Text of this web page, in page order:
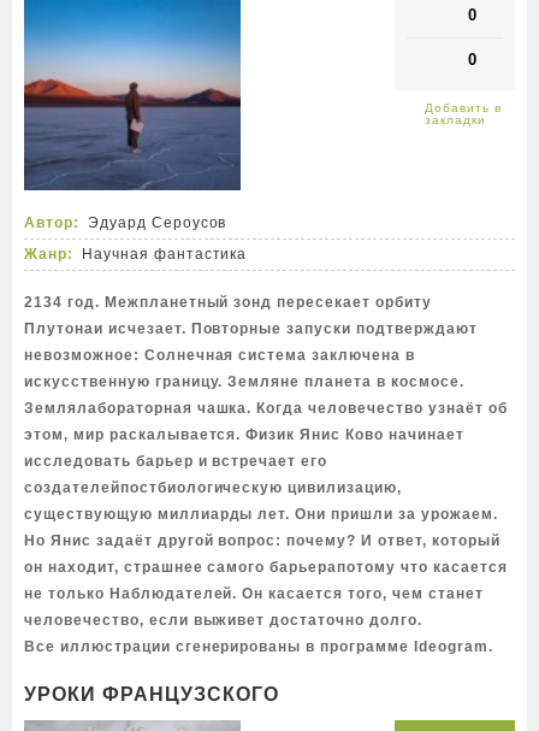
0
0
Автор:
Эдуард Сероусов
Жанр:
Научная фантастика
2134 год. Межпланетный зонд пересекает орбиту
Плутонаи исчезает. Повторные запуски подтверждают
невозможное: Солнечная система заключена в
искусственную границу. Земляне планета в космосе.
Землялабораторная чашка. Когда человечество узнаёт об
этом, мир раскалывается. Физик Янис Ково начинает
исследовать барьер и встречает его
создателейпостбиологическую цивилизацию,
существующую миллиарды лет. Они пришли за урожаем.
Но Янис задаёт другой вопрос: почему? И ответ, который
он находит, страшнее самого барьерапотому что касается
не только Наблюдателей. Он касается того, чем станет
человечество, если выживет достаточно долго.
Все иллюстрации сгенерированы в программе Ideogram.
УРОКИ ФРАНЦУЗСКОГО